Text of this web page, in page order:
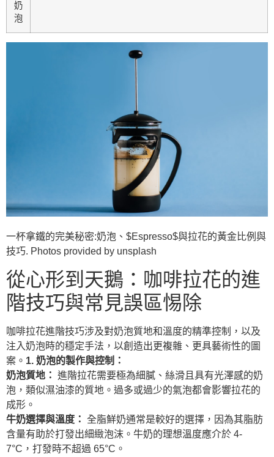
奶
泡
一杯拿鐵的完美秘密:奶泡、$Espresso$與拉花的黃金比例與
技巧. Photos provided by unsplash
從心形到天鵝：咖啡拉花的進
階技巧與常見誤區惕除
咖啡拉花進階技巧涉及對奶泡質地和溫度的精準控制，以及
注入奶泡時的穩定手法，以創造出更複雜、更具藝術性的圖
案。 1. 奶泡的製作與控制：
奶泡質地： 進階拉花需要極為細膩、絲滑且具有光澤感的奶
泡，類似濕油漆的質地。過多或過少的氣泡都會影響拉花的
成形。
牛奶選擇與溫度： 全脂鮮奶通常是較好的選擇，因為其脂肪
含量有助於打發出細緻泡沫。牛奶的理想溫度應介於 4-
7°C，打發時不超過 65°C。